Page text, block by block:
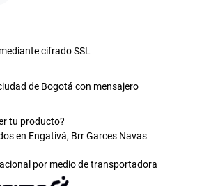
cifrado SSL
de Bogotá con mensajero
tu producto?
en Engativá, Brr Garces Navas
por medio de transportadora